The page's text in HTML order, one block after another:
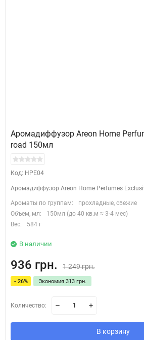
Аромадиффузор Areon Home
road 150мл
Код: HPE04
Аромадиффузор Areon Home Perfumes
Ароматы по группам:
прохладные, свежие
Объем, мл:
150мл (до 40 кв.м ≈ 3-4 мес)
Вес:
584 г
В наличии
936 грн. 1 249 грн.
- 26% Экономия 313 грн.
Количество:
В корзину